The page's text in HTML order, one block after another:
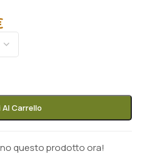
Carrello
questo prodotto ora!